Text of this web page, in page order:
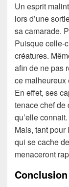
Un esprit
lors d’une
sa camarade.
Puisque celle-
créatures.
afin de ne pas
ce malheureux
En effet, ses
tenace chef de
qu’elle
Mais, tant pour
qui se cache
menaceront
Conclusion